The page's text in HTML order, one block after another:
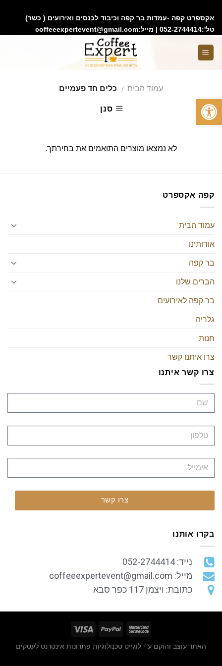
פתח סרגל נגישות
אקספרט קפה -עמדות בר קפה וכיבוד לכנסים ואירועים ( כשר)
טל':052-2744414 | מייל:coffeeexpertevent@gmail.com
עמוד הבית / כלים חד פעמיים
סנן
לא נמצאו מוצרים התואמים את בחירתך.
קפה אקספרט
עמוד הבית
אודותינו
בר קפה
הברים שלנו
בר קפה לאירועים
גלריה
חנות
צרו איתנו קשר
צרו קשר איתנו
צרו קשר
בקרו אותנו
נייד: 052-2744414
מייל: coffeeexpertevent@gmail.com
כתובת: ויצמן 117 כפר סבא
האתר עוצב והוקם ע"י לוגייט טכנולוגיות פתרונות אינטרנט לעסקים